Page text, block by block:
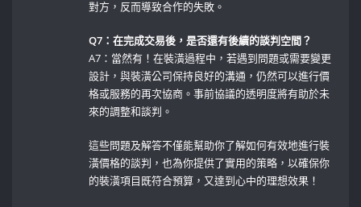
對方，反而導致合作的失敗。
Q7：在完成交易後，是否還有後續的談判空間？
A7：當然有！在裝潢過程中，若遇到問題或需要變更
設計，與裝潢公司保持良好的溝通，仍然可以進行價
格或服務的再次協商。事前協議的透明度將有助於未
來的調整和談判。
這些問題及解答不僅能幫助你了解如何有效地進行裝
潢價格的談判，也為你提供了實用的策略，以確保你
的裝潢項目既符合預算，又達到心中的理想效果！